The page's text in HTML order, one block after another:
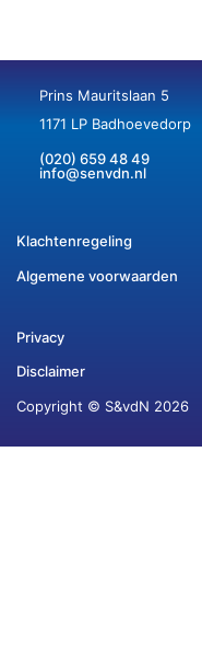
Prins Mauritslaan 5
1171 LP Badhoevedorp
(020) 659 48 49
info@senvdn.nl
Klachtenregeling
Algemene voorwaarden
Privacy
Disclaimer
Copyright © S&vdN 2026